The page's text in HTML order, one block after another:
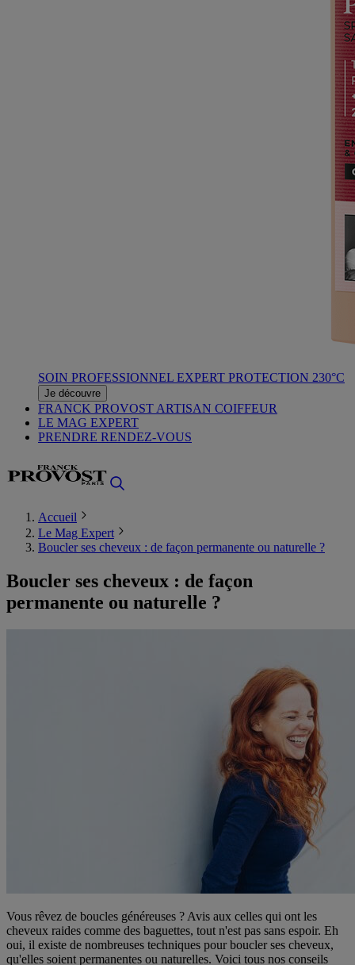
SOIN PROFESSIONNEL EXPERT PROTECTION 230°C
Je découvre
FRANCK PROVOST ARTISAN COIFFEUR
LE MAG EXPERT
PRENDRE RENDEZ-VOUS
Accueil
Le Mag Expert
Boucler ses cheveux : de façon permanente ou naturelle ?
Boucler ses cheveux : de façon
permanente ou naturelle ?
Vous rêvez de boucles généreuses ? Avis aux celles qui ont les
cheveux raides comme des baguettes, tout n'est pas sans espoir. Eh
oui, il existe de nombreuses techniques pour boucler ses cheveux,
qu'elles soient permanentes ou naturelles. Voici tous nos conseils